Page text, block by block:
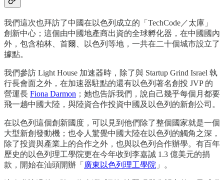
我們這次也拜訪了中國在以色列成立的「TechCode／太庫」
創新中心；這個由中國地產商出資的全球孵化器，在中國國內
外，包含柏林、首爾、以色列等地，一共在二十個城市設立了
據點。
我們參訪 Light House 加速器時，除了與 Startup Grind Israel 執
行長會面之外，在加速器駐點的還有以色列著名創投 JVP 的
營運長 Fiona Darmon ；她也告訴我們，說自己幾乎每個月都要
飛一趟中國大陸，與陸資合作投資中國及以色列的新創公司。
在以色列這個創新國度，可以見到他們除了整個國家就是一個
大型新創發動機；也令人驚覺中國大陸在以色列的觸角之深，
除了投資與產業上的合作之外，也與以色列合作辦學。有百年
歷史的以色列理工學院更在今年收到李嘉誠 1.3 億美元的捐
款，開始在汕頭開辦「 廣東以色列理工學院 」。